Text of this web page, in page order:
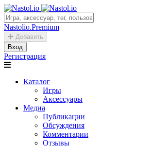
Nastolio.Premium
Добавить
Вход
Регистрация
Каталог
Игры
Аксессуары
Медиа
Публикации
Обсуждения
Комментарии
Отзывы